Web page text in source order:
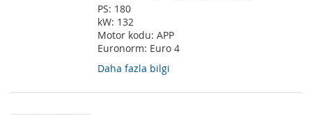
PS: 180
kW: 132
Motor kodu: APP
Euronorm: Euro 4
Daha fazla bilgi